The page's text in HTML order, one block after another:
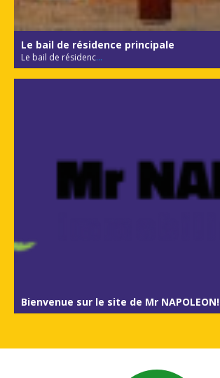
Le bail de résidence principale
Le bail de résidenc...
Bienvenue sur le site de Mr NAPOLEON!